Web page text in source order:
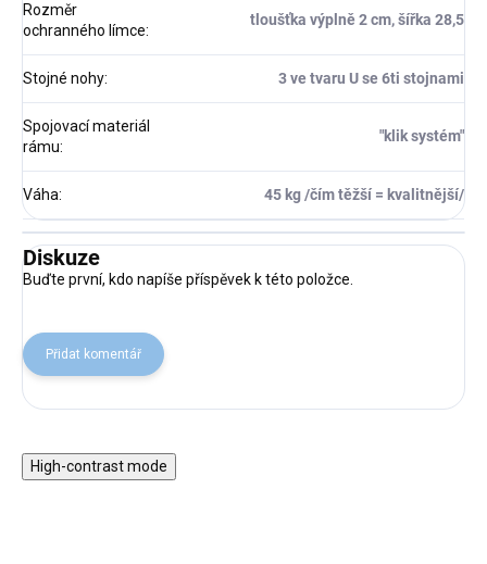
Rozměr
ochranného límce:
tloušťka výplně 2 cm, šířka 28,5
Stojné nohy: 3 ve tvaru U se 6ti stojnami
Spojovací materiál
rámu:
"klik systém"
Váha: 45 kg /čím těžší = kvalitnější/
Diskuze
Buďte první, kdo napíše příspěvek k této položce.
Přidat komentář
High-contrast mode